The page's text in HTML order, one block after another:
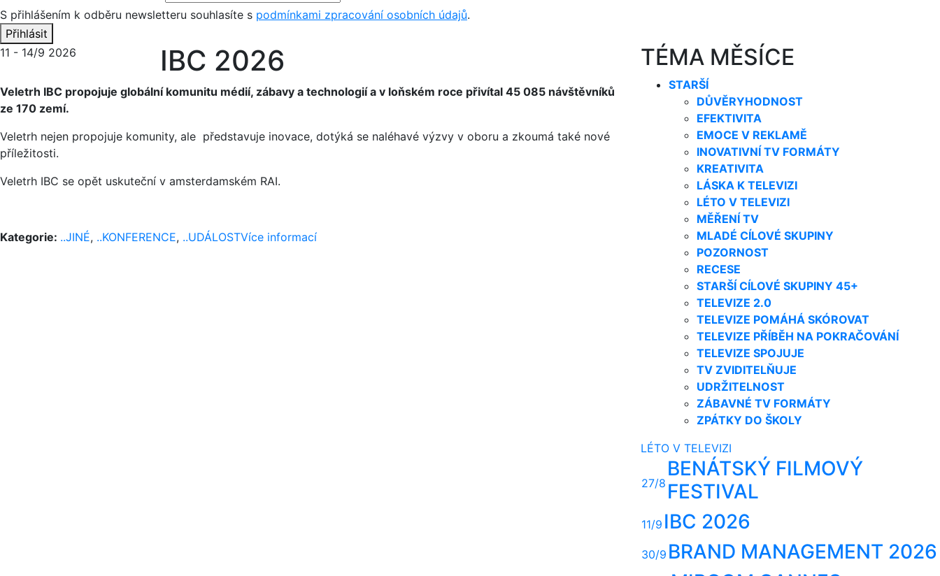
S přihlášením k odběru newsletteru souhlasíte s podmínkami zpracování osobních údajů.
Přihlásit
11 - 14/9 2026
IBC 2026
Veletrh IBC propojuje globální komunitu médií, zábavy a technologií a v loňském roce přivítal 45 085 návštěvníků
ze 170 zemí.
Veletrh nejen propojuje komunity, ale představuje inovace, dotýká se naléhavé výzvy v oboru a zkoumá také nové
příležitosti.
Veletrh IBC se opět uskuteční v amsterdamském RAI.
Kategorie: ..JINÉ, ..KONFERENCE, ..UDÁLOSTVíce informací
TÉMA MĚSÍCE
STARŠÍ
DŮVĚRYHODNOST
EFEKTIVITA
EMOCE V REKLAMĚ
INOVATIVNÍ TV FORMÁTY
KREATIVITA
LÁSKA K TELEVIZI
LÉTO V TELEVIZI
MĚŘENÍ TV
MLADÉ CÍLOVÉ SKUPINY
POZORNOST
RECESE
STARŠÍ CÍLOVÉ SKUPINY 45+
TELEVIZE 2.0
TELEVIZE POMÁHÁ SKÓROVAT
TELEVIZE PŘÍBĚH NA POKRAČOVÁNÍ
TELEVIZE SPOJUJE
TV ZVIDITELŇUJE
UDRŽITELNOST
ZÁBAVNÉ TV FORMÁTY
ZPÁTKY DO ŠKOLY
LÉTO V TELEVIZI
27/8
BENÁTSKÝ FILMOVÝ
FESTIVAL
11/9 IBC 2026
30/9 BRAND MANAGEMENT 2026